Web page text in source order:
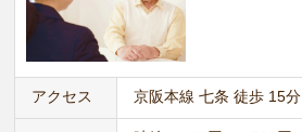
アクセス 京阪本線 七条 徒歩 15分